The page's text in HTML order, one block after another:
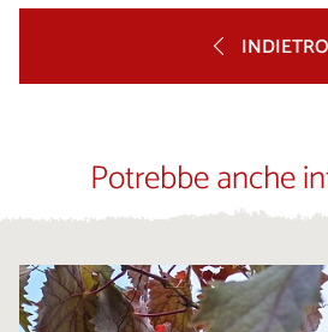
INDIETRO
Potrebbe anche